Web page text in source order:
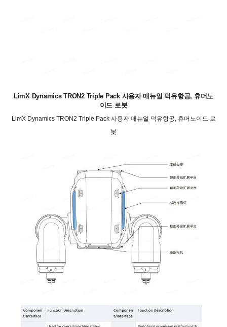
LimX Dynamics TRON2 Triple Pack 사용자 매뉴얼 덕유항공, 휴머노
이드 로봇
LimX Dynamics TRON2 Triple Pack 사용자 매뉴얼 덕유항공, 휴머노이드 로
봇